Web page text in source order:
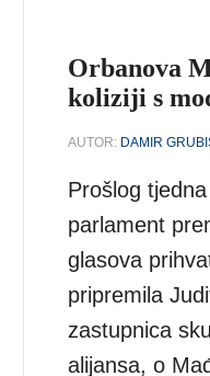
Orbanova
koliziji s
AUTOR: DAMIR
Prošlog
parlament
glasova
pripremila
zastupnica
alijansa, o